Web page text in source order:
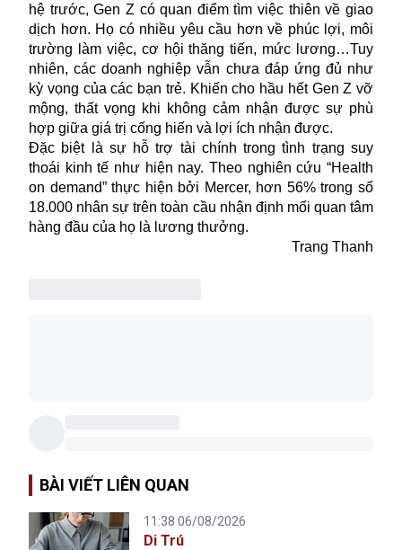
hệ trước, Gen Z có quan điểm tìm việc thiên về giao
dịch hơn. Họ có nhiều yêu cầu hơn về phúc lợi, môi
trường làm việc, cơ hội thăng tiến, mức lương…Tuy
nhiên, các doanh nghiệp vẫn chưa đáp ứng đủ như
kỳ vọng của các bạn trẻ. Khiến cho hầu hết Gen Z vỡ
mộng, thất vọng khi không cảm nhận được sự phù
hợp giữa giá trị cống hiến và lợi ích nhận được.
Đặc biệt là sự hỗ trợ tài chính trong tình trạng suy
thoái kinh tế như hiện nay. Theo nghiên cứu “Health
on demand” thực hiện bởi Mercer, hơn 56% trong số
18.000 nhân sự trên toàn cầu nhận định mối quan tâm
hàng đầu của họ là lương thưởng.
Trang Thanh
BÀI VIẾT LIÊN QUAN
11:38 06/08/2026
Di Trú